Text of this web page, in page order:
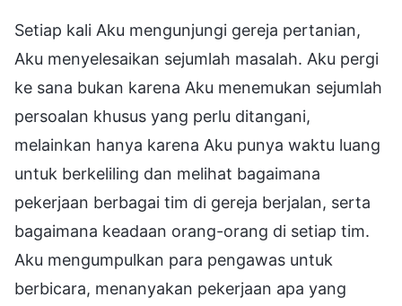
Setiap kali Aku mengunjungi gereja pertanian,
Aku menyelesaikan sejumlah masalah. Aku pergi
ke sana bukan karena Aku menemukan sejumlah
persoalan khusus yang perlu ditangani,
melainkan hanya karena Aku punya waktu luang
untuk berkeliling dan melihat bagaimana
pekerjaan berbagai tim di gereja berjalan, serta
bagaimana keadaan orang-orang di setiap tim.
Aku mengumpulkan para pengawas untuk
berbicara, menanyakan pekerjaan apa yang